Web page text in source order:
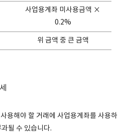
사업용계좌 미사용금액 ×
0.2%
위 금액 중 큰 금액
용해야 할 거래에 사업용계좌를 사용하
될 수 있습니다.